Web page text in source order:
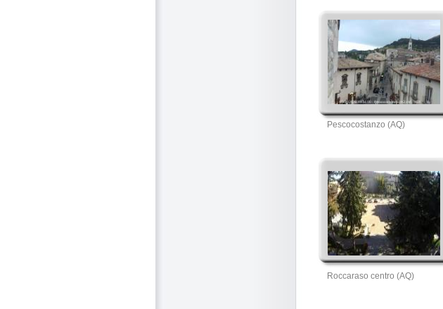
Pescocostanzo (AQ)
Roccaraso centro (AQ)